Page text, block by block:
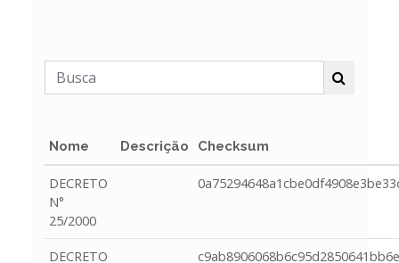
Nome Descrição Checksum
DECRETO
N°
25/2000
DECRETO